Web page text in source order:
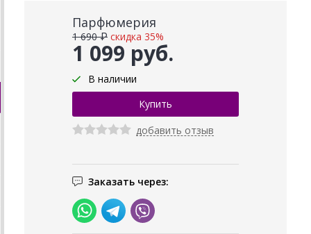
Парфюмерия
1 099 руб.
1 690 ₽ скидка 35%
В наличии
добавить отзыв
Заказать через: